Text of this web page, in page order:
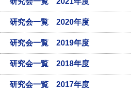
研究会一覧 2020年度
研究会一覧 2019年度
研究会一覧 2018年度
研究会一覧 2017年度